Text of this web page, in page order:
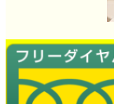
蛇口水漏れ交換工事
とても良かったです。